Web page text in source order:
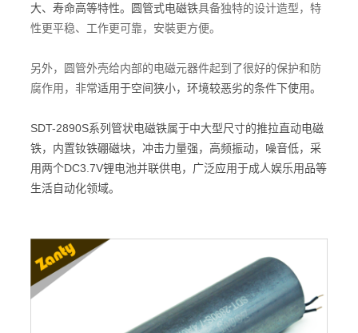
大、寿命高等特性。
圆管式电磁铁具备独特的设计造型，特
性更平稳、工作更可靠，安裝更方便。
另外，圆管外壳给内部的电磁元器件起到了很好的保护和防
腐作用，非常适用于空间狭小，环境较恶劣的条件下使用。
SDT-2890S系列管状电磁铁属于中大型尺寸的推拉直动电磁
铁，内置钕铁硼磁块，冲击力量强，高频振动，噪音低，采
用两个DC3.7V锂电池并联供电，广泛应用于成人娱乐用品等
生活自动化领域。